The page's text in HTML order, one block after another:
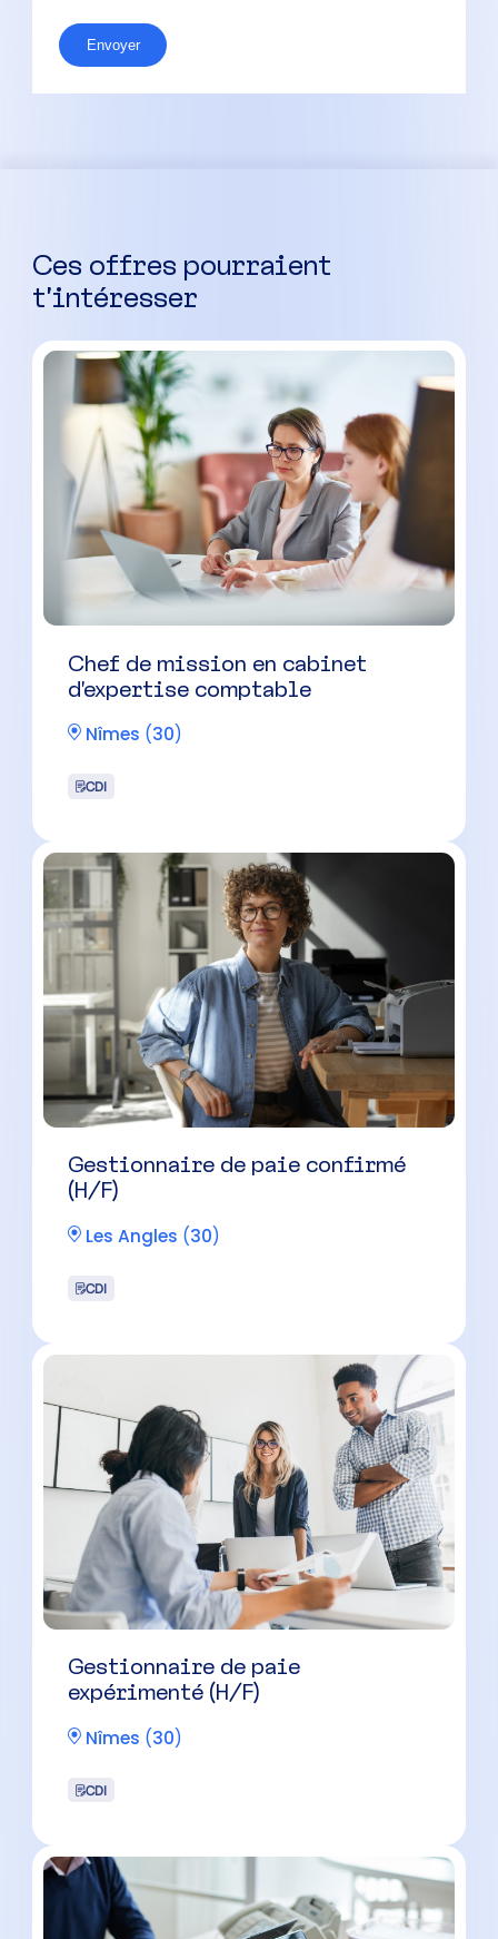
Ces offres pourraient
t’intéresser
Chef de mission en cabinet
d’expertise comptable
Nîmes (30)
CDI
Gestionnaire de paie confirmé
(H/F)
Les Angles (30)
CDI
Gestionnaire de paie
expérimenté (H/F)
Nîmes (30)
CDI